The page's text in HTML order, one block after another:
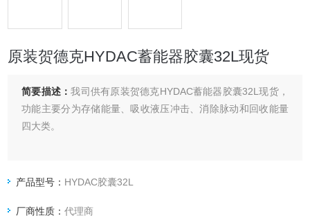
原装贺德克HYDAC蓄能器胶囊32L现货
简要描述：我司供有原装贺德克HYDAC蓄能器胶囊32L现货，
功能主要分为存储能量、吸收液压冲击、消除脉动和回收能量
四大类。
产品型号： HYDAC胶囊32L
厂商性质：代理商